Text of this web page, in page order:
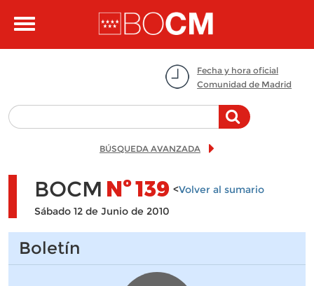
Toggle
Fecha y hora oficial
Comunidad de Madrid
BÚSQUEDA AVANZADA
BOCM Nº139 <Volver al sumario
Sábado 12 de Junio de 2010
Boletín